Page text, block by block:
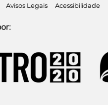
Avisos Legais Acessibilidade